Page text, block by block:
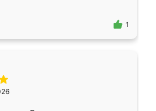
Владислав
эскизу самый
1